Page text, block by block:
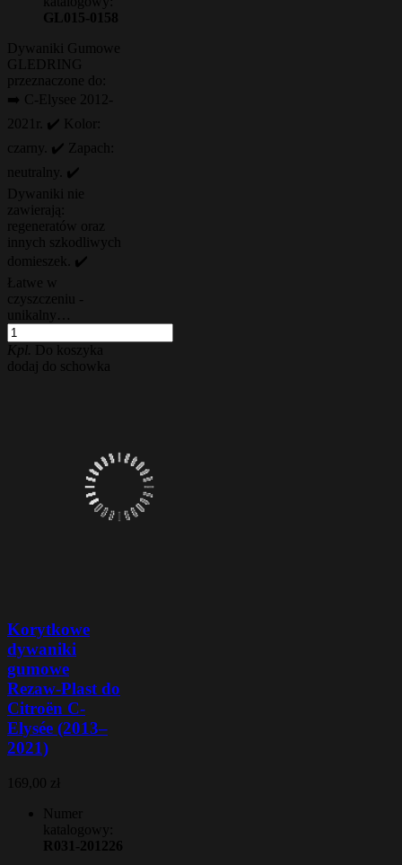
GL015-0158
Dywaniki Gumowe
GLEDRING
przeznaczone do:
➡️ C-Elysee 2012-
2021r. ✔️ Kolor:
czarny. ✔️ Zapach:
neutralny. ✔️
Dywaniki nie
zawierają:
regeneratów oraz
innych szkodliwych
domieszek. ✔️
Łatwe w
czyszczeniu -
unikalny…
Kpl. Do koszyka
dodaj do schowka
Korytkowe
dywaniki
gumowe
Rezaw-Plast do
Citroën C-
Elysée (2013–
2021)
169,00 zł
Numer
katalogowy:
R031-201226